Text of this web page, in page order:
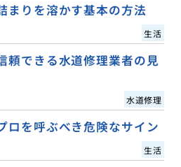
まりを溶かす基本の方法
生活
頼できる水道修理業者の見
水道修理
ロを呼ぶべき危険なサイン
生活